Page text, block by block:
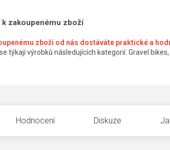
k zakoupenému zboží
zboží od nás dostáváte praktické a
týkají výrobků následujících kategorií: Gravel
Hodnocení Diskuze